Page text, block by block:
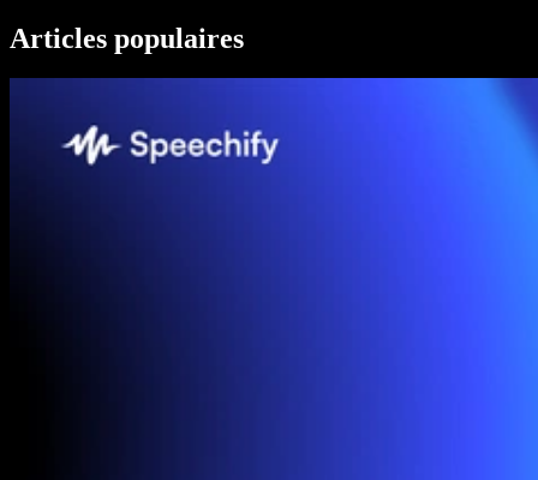
Articles populaires